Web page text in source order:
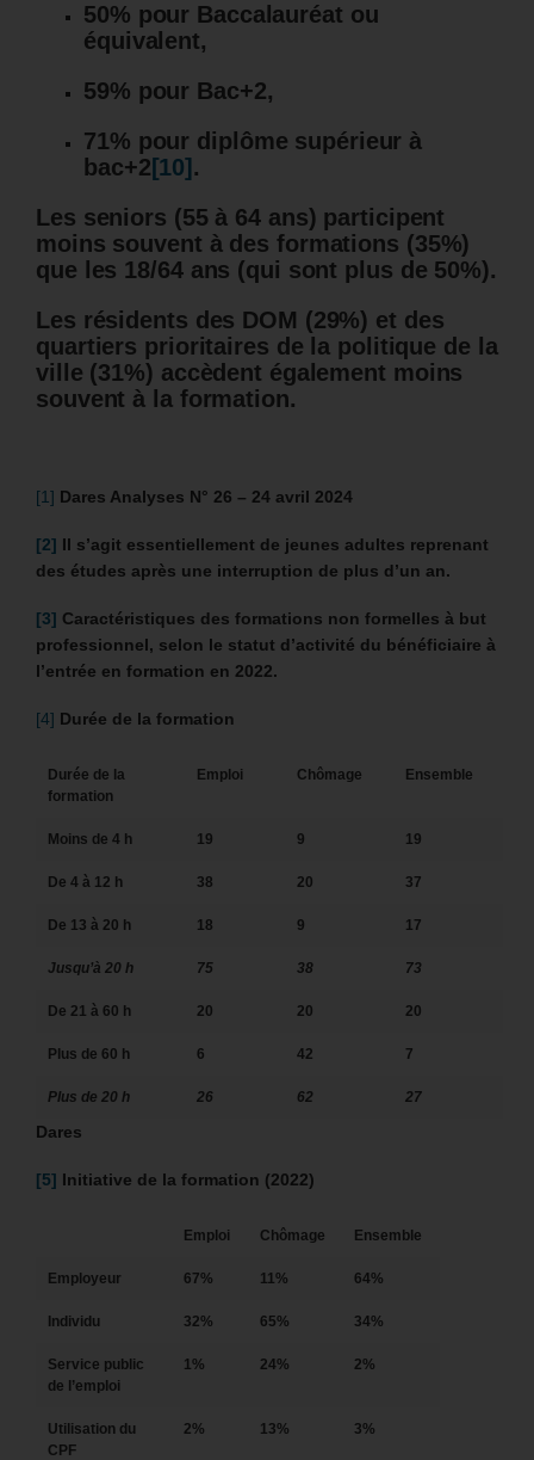
50% pour Baccalauréat ou
équivalent,
59% pour Bac+2,
71% pour diplôme supérieur à
bac+2 [10] .
Les seniors (55 à 64 ans) participent
moins souvent à des formations (35%)
que les 18/64 ans (qui sont plus de 50%).
Les résidents des DOM (29%) et des
quartiers prioritaires de la politique de la
ville (31%) accèdent également moins
souvent à la formation.
[1] Dares Analyses N° 26 – 24 avril 2024
[2] Il s’agit essentiellement de jeunes adultes reprenant
des études après une interruption de plus d’un an.
[3] Caractéristiques des formations non formelles à but
professionnel, selon le statut d’activité du bénéficiaire à
l’entrée en formation en 2022.
[4] Durée de la formation
Durée de la
formation
Emploi Chômage Ensemble
Moins de 4 h 19 9 19
De 4 à 12 h 38 20 37
De 13 à 20 h 18 9 17
Jusqu’à 20 h 75 38 73
De 21 à 60 h 20 20 20
Plus de 60 h 6 42 7
Plus de 20 h 26 62 27
Dares
[5] Initiative de la formation (2022)
Emploi Chômage Ensemble
Employeur 67% 11% 64%
Individu 32% 65% 34%
Service public
de l’emploi
1% 24% 2%
Utilisation du
CPF
2% 13% 3%